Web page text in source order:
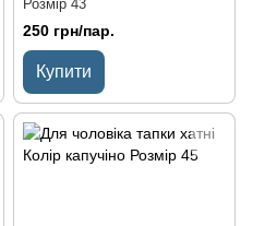
Розмір 43
250 грн/пар.
Купити